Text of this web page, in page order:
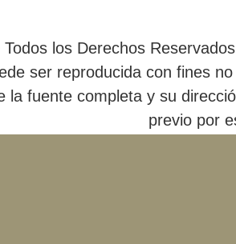
los Derechos
ser reproducida con fines
la fuente completa y su
previo por